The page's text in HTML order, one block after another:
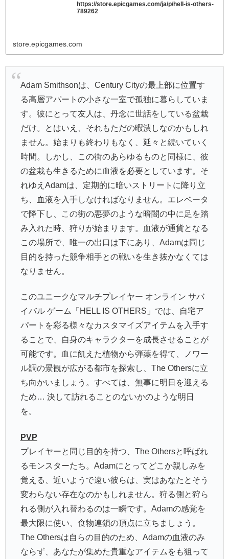
https://store.epicgames.com/ja/p/hell-is-others-
789262
store.epicgames.com
Adam Smithsonは、Century Cityの最上部に位置す
る高層アパートの小さな一室で孤独に暮らしていま
す。彼にとって友人は、丹念に世話をしている盆栽
だけ。とはいえ、それもただの暇潰しなのかもしれ
ません。始まりも終わりもなく、延々と続いていく
時間。しかし、この街のあらゆるものと同様に、彼
の盆栽も生きるために血液を必要としています。そ
れゆえAdamは、定期的に暗いストリートに降り立
ち、血液を入手しなければなりません。エレベータ
で降下し、この街の悪夢のような暗闇の中に足を踏
み入れた時、狩りが始まります。血液が通貨となる
この場所で、唯一の出口は下にあり、Adamは同じ
目的を持った競争相手との戦いを生き抜かなくては
なりません。
このユニークなマルチプレイヤー オンライン サバ
イバル ゲーム「HELL IS OTHERS」では、自宅ア
パートを彩る様々なカスタマイズアイテムを入手す
ることで、自身のキャラクターを成長させることが
可能です。血に飢えた植物から弾薬を得て、ノワー
ル調の景観が広がる都市を探索し、The Othersに立
ち向かいましょう。すべては、無事に明日を迎える
ため… 決して訪れることのないかのような明日
を。
PVP
プレイヤーと同じ目的を持つ、The Othersと呼ばれ
るモンスターたち。Adamにとってどこか親しみを
覚える、近いようで遠い彼らは、実はあなたとそう
変わらない存在なのかもしれません。狩る側と狩ら
れる側が入れ替わるのは一瞬です。Adamの感覚を
最大限に使い、食物連鎖の頂点に立ちましょう。
The Othersは自らの目的のため、Adamの血液のみ
ならず、あなたが集めた貴重なアイテムをも狙って